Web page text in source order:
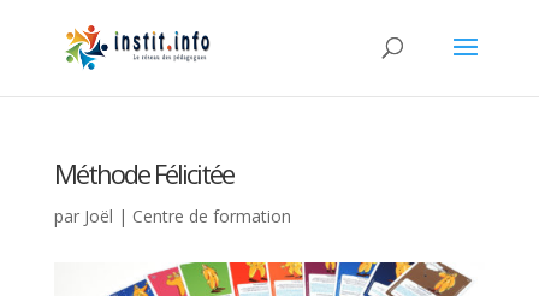
Méthode Félicitée
par Joël | Centre de formation